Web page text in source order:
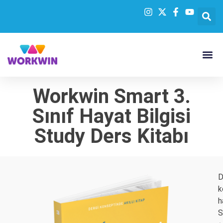
Workwin Smart 3.
Sınıf Hayat Bilgisi
Study Ders Kitabı